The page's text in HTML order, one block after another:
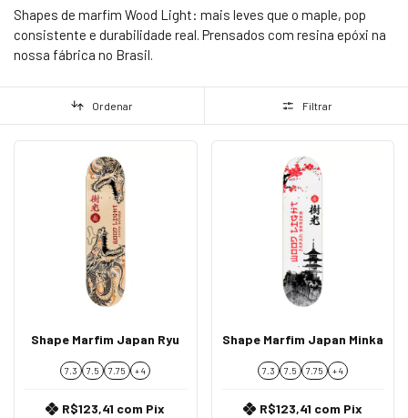
Shapes de marfim Wood Light: mais leves que o maple, pop
consistente e durabilidade real. Prensados com resina epóxi na
nossa fábrica no Brasil.
Ordenar Filtrar
Shape Marfim Japan Ryu
7.3 7.5 7.75 + 4
R$123,41 com Pix
Shape Marfim Japan Minka
7.3 7.5 7.75 + 4
R$123,41 com Pix